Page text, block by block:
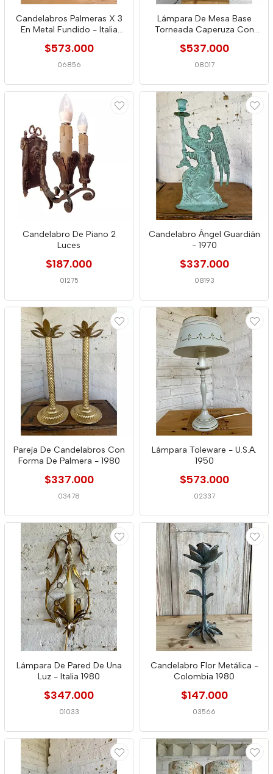
Candelabros Palmeras X 3
En Metal Fundido - Italia
$573.000
06856
Lámpara De Mesa Base
Torneada Caperuza Con
$537.000
08017
Candelabro De Piano 2
Luces
$187.000
01275
Candelabro Ángel Guardián
- 1970
$337.000
08193
Pareja De Candelabros Con
Forma De Palmera - 1980
$337.000
03478
Lámpara Toleware - U.S.A.
1950
$573.000
02337
Lámpara De Pared De Una
Luz - Italia 1980
$347.000
01033
Candelabro Flor Metálica -
Colombia 1980
$147.000
03566